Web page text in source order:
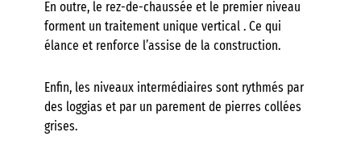
En outre, le rez-de-chaussée et le premier niveau
forment un traitement unique vertical . Ce qui
élance et renforce l’assise de la construction.
Enfin, les niveaux intermédiaires sont rythmés par
des loggias et par un parement de pierres collées
grises.